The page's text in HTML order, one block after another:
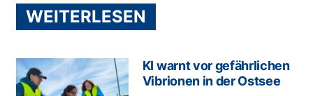
WEITERLESEN
KI warnt vor gefährlichen
Vibrionen in der Ostsee